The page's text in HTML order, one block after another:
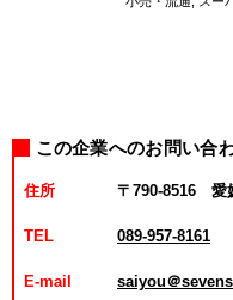
この企業へのお問い合
住所 〒790-8516 愛
TEL 089-957-8161
E-mail saiyou＠